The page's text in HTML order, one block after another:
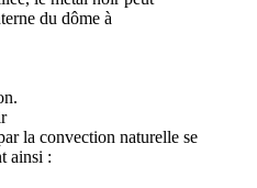
du dôme à
la convection naturelle se
ainsi :